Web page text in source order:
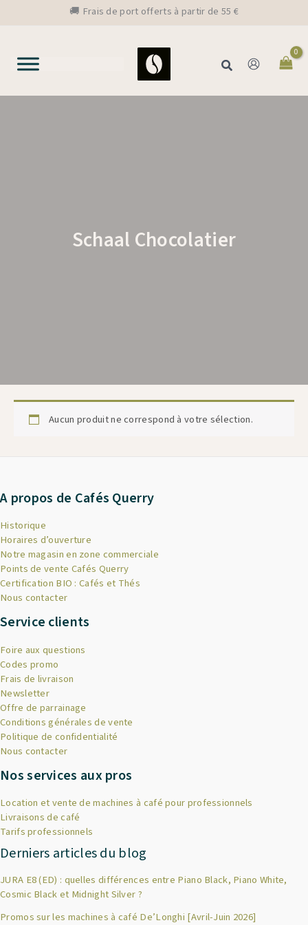
🚚 Frais de port offerts à partir de 55 €
Rechercher
Schaal Chocolatier
Aucun produit ne correspond à votre sélection.
A propos de Cafés Querry
Historique
Horaires d’ouverture
Notre magasin en zone commerciale
Points de vente Cafés Querry
Certification BIO : Cafés et Thés
Nous contacter
Service clients
Foire aux questions
Codes promo
Frais de livraison
Newsletter
Offre de parrainage
Conditions générales de vente
Politique de confidentialité
Nous contacter
Nos services aux pros
Location et vente de machines à café pour professionnels
Livraisons de café
Tarifs professionnels
Derniers articles du blog
JURA E8 (ED) : quelles différences entre Piano Black, Piano White,
Cosmic Black et Midnight Silver ?
Promos sur les machines à café De’Longhi [Avril-Juin 2026]